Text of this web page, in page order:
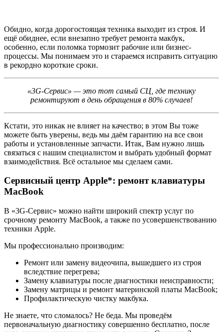
Обидно, когда дорогостоящая техника выходит из строя. И
ещё обиднее, если внезапно требует ремонта макбук,
особенно, если поломка тормозит рабочие или бизнес-
процессы. Мы понимаем это и стараемся исправить ситуацию
в рекордно короткие сроки.
«3G-Сервис» — это тот самый СЦ, где технику
ремонтируют в день обращения в 80% случаев!
Кстати, это никак не влияет на качество; в этом Вы тоже
можете быть уверены, ведь мы даём гарантию на все свои
работы и установленные запчасти. Итак, Вам нужно лишь
связаться с нашим специалистом и выбрать удобный формат
взаимодействия. Всё остальное мы сделаем сами.
Сервисный центр Apple*: ремонт клавиатуры
MacBook
В «3G-Сервис» можно найти широкий спектр услуг по
срочному ремонту MacBook, а также по усовершенствованию
техники Apple.
Мы профессионально производим:
Ремонт или замену видеочипа, вышедшего из строя
вследствие перегрева;
Замену клавиатуры после диагностики неисправности;
Замену матрицы и ремонт материнской платы MacBook;
Профилактическую чистку макбука.
Не знаете, что сломалось? Не беда. Мы проведём
первоначальную диагностику совершенно бесплатно, после